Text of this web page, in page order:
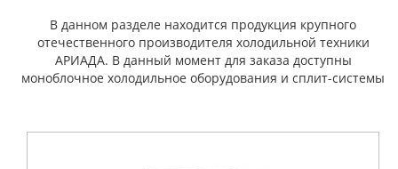
В данном разделе находится продукция крупного
отечественного производителя холодильной техники
АРИАДА. В данный момент для заказа доступны
моноблочное холодильное оборудования и сплит-системы